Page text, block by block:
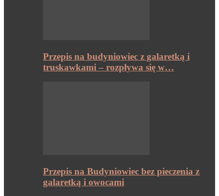
Przepis na budyniowiec z galaretką i
truskawkami – rozpływa się w…
Przepis na Budyniowiec bez pieczenia z
galaretką i owocami